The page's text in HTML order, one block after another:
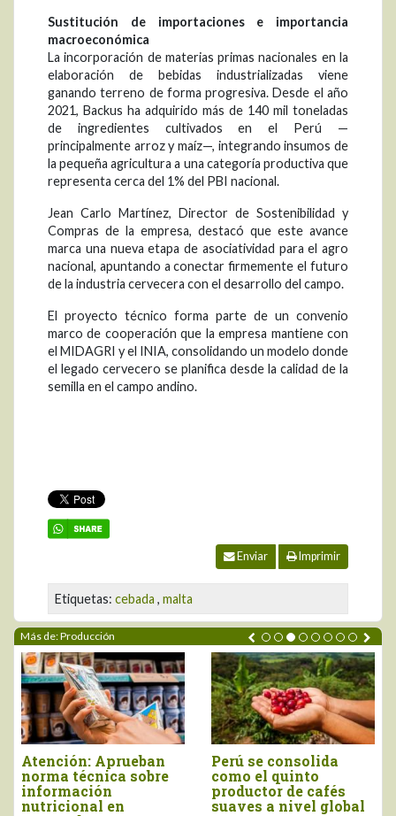
Sustitución de importaciones e importancia
macroeconómica
La incorporación de materias primas nacionales en la
elaboración de bebidas industrializadas viene
ganando terreno de forma progresiva. Desde el año
2021, Backus ha adquirido más de 140 mil toneladas
de ingredientes cultivados en el Perú —
principalmente arroz y maíz—, integrando insumos de
la pequeña agricultura a una categoría productiva que
representa cerca del 1% del PBI nacional.
Jean Carlo Martínez, Director de Sostenibilidad y
Compras de la empresa, destacó que este avance
marca una nueva etapa de asociatividad para el agro
nacional, apuntando a conectar firmemente el futuro
de la industria cervecera con el desarrollo del campo.
El proyecto técnico forma parte de un convenio
marco de cooperación que la empresa mantiene con
el MIDAGRI y el INIA, consolidando un modelo donde
el legado cervecero se planifica desde la calidad de la
semilla en el campo andino.
Enviar Imprimir
Etiquetas: cebada , malta
Más de: Producción
Perú se consolida
como el quinto
productor de cafés
suaves a nivel global
Producción peruana
de orégano alcanzó
las 13.935 toneladas
en 2025